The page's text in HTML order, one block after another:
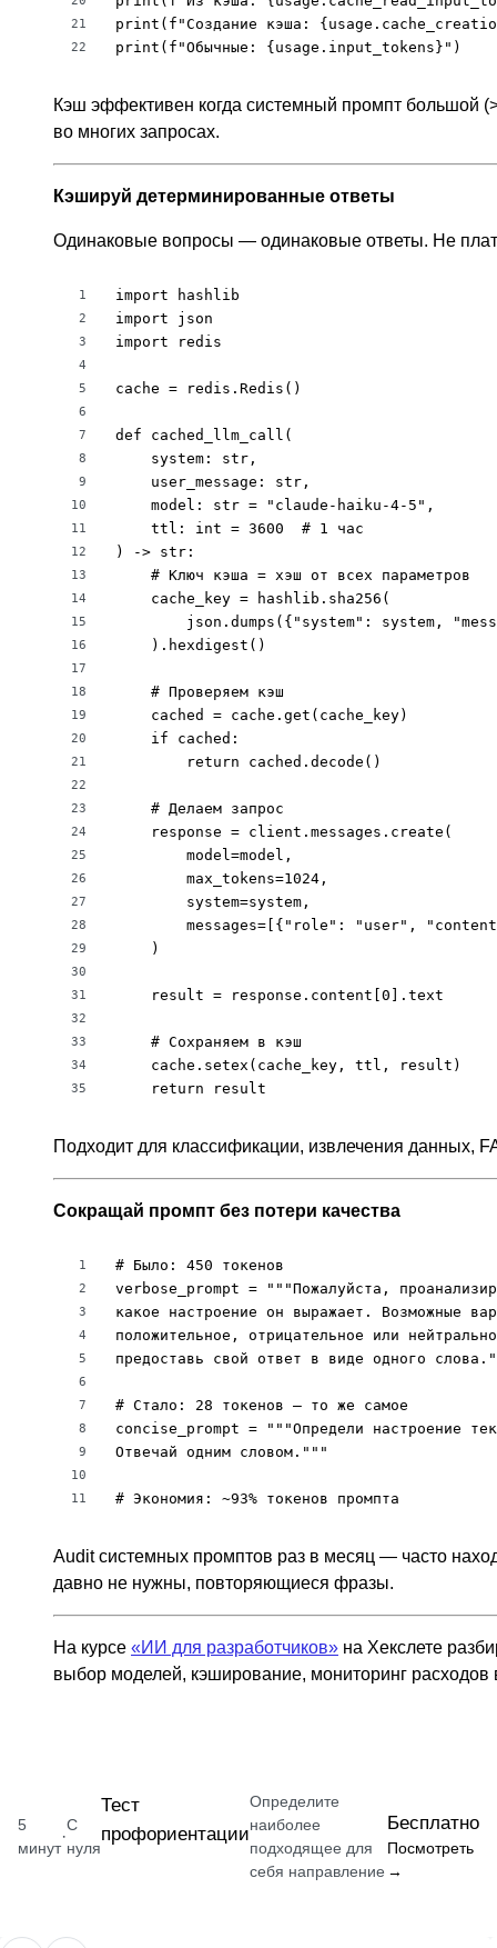
21
22
print(f"Создание кэша:
print(f"Обычные: {usage.input_tokens}")
Кэш эффективен когда системный промпт большой
во многих запросах.
Кэшируй детерминированные ответы
Одинаковые вопросы — одинаковые ответы. Не
1
2
3
4
5
6
7
8
9
10
11
12
13
14
15
16
17
18
19
20
21
22
23
24
25
26
27
28
29
30
31
32
33
34
35
import hashlib
import json
import redis
cache = redis.Redis()
def cached_llm_call(
    system: str,
    user_message: str,
    model: str = "claude-haiku-4-5",
    ttl: int = 3600  # 1 час
) -> str:
    # Ключ кэша = хэш от всех параметров
    cache_key = hashlib.sha256(
json.dumps({"system": system,
    ).hexdigest()
    # Проверяем кэш
    cached = cache.get(cache_key)
    if cached:
        return cached.decode()
    # Делаем запрос
    response = client.messages.create(
        model=model,
        max_tokens=1024,
        system=system,
messages=[{"role": "user",
    )
    result = response.content[0].text
    # Сохраняем в кэш
    cache.setex(cache_key, ttl, result)
    return result
Подходит для классификации, извлечения данных,
Сокращай промпт без потери качества
1
2
3
4
5
6
7
8
9
10
11
# Было: 450 токенов
verbose_prompt = """Пожалуйста,
какое настроение он выражает. Возможные
положительное, отрицательное или
предоставь свой ответ в виде одного
# Стало: 28 токенов — то же самое
concise_prompt = """Определи настроение
Отвечай одним словом."""
# Экономия: ~93% токенов промпта
Audit системных промптов раз в месяц — часто
давно не нужны, повторяющиеся фразы.
На курсе «ИИ для разработчиков» на Хекслете
выбор моделей, кэширование, мониторинг расходов
5
минут
·
С
нуля
Тест
профориентации
Определите
наиболее
подходящее для
себя направление
Бесплатно
Посмотреть
→